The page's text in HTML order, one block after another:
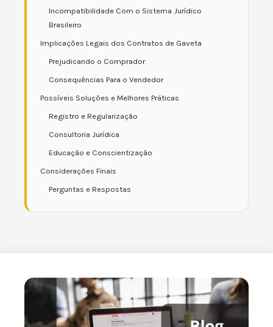
Incompatibilidade Com o Sistema Jurídico
Brasileiro
Implicações Legais dos Contratos de Gaveta
Prejudicando o Comprador
Consequências Para o Vendedor
Possíveis Soluções e Melhores Práticas
Registro e Regularização
Consultoria Jurídica
Educação e Conscientização
Considerações Finais
Perguntas e Respostas